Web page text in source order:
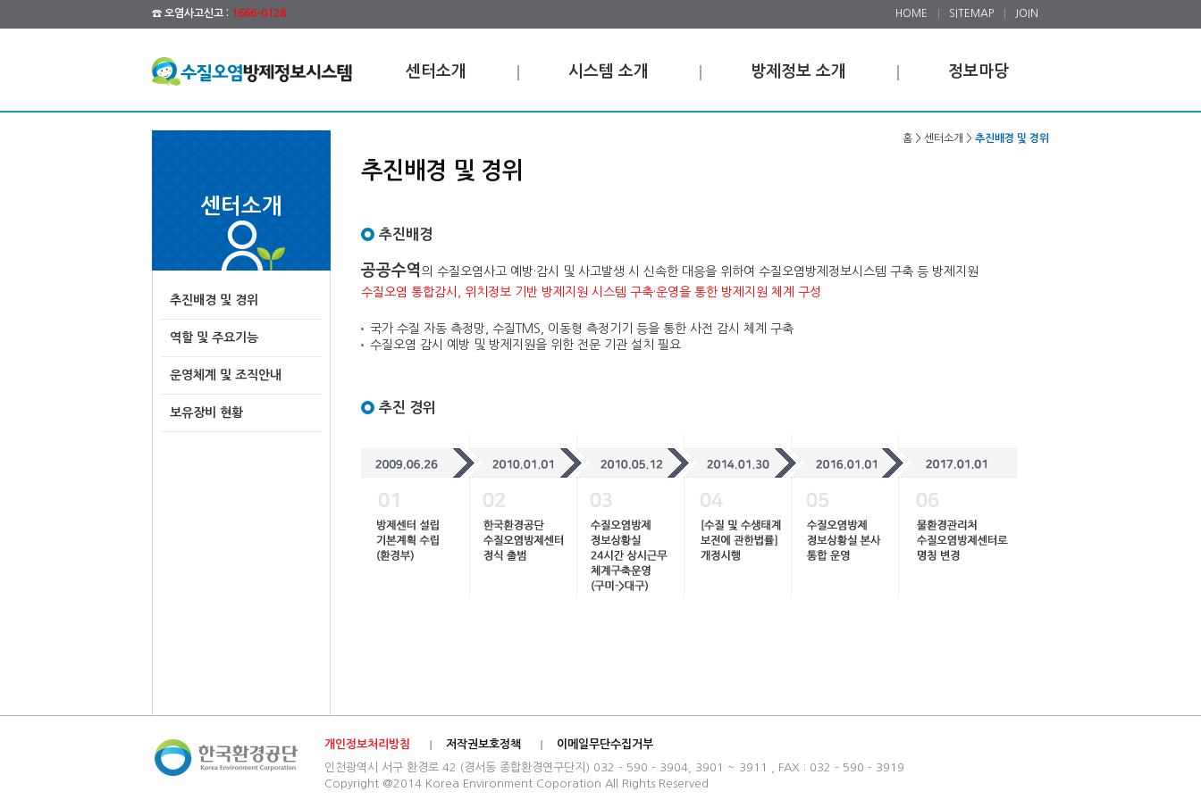
☎ 오염사고신고 : 1666-0128 HOME SITEMAP JOIN
센터소개 시스템 소개 방제정보 소개 정보마당
센터소개
추진배경 및 경위
역할 및 주요기능
운영체계 및 조직안내
보유장비 현황
홈 > 센터소개 > 추진배경 및 경위
추진배경 및 경위
추진배경
공공수역 의 수질오염사고 예방·감시 및 사고발생 시 신속한 대응을 위하여 수질오염방제정보시스템 구축 등 방제지원
수질오염 통합감시, 위치정보 기반 방제지원 시스템 구축·운영을 통한 방제지원 체계 구성
국가 수질 자동 측정망, 수질TMS, 이동형 측정기기 등을 통한 사전 감시 체계 구축
수질오염 감시 예방 및 방제지원을 위한 전문 기관 설치 필요
추진 경위
개인정보처리방침 저작권보호정책
이메일무단수집거부
인천광역시 서구 환경로 42 (경서동 종합환경연구단지) 032 - 590 - 3904, 3901 ~ 3911 , FAX : 032 - 590 - 3919
Copyright @2014 Korea Environment Coporation All Rights Reserved